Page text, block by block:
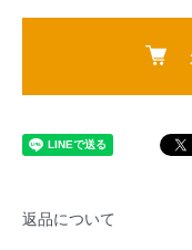
返品について